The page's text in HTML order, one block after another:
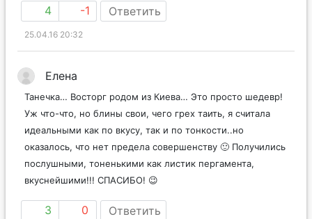
4 -1 Ответить
25.04.16 20:32
Елена
Танечка… Восторг родом из Киева… Это просто шедевр!
Уж что-что, но блины свои, чего грех таить, я считала
идеальными как по вкусу, так и по тонкости..но
оказалось, что нет предела совершенству 🙂 Получились
послушными, тоненькими как листик пергамента,
вкуснейшими!!! СПАСИБО! 😉
3 0 Ответить